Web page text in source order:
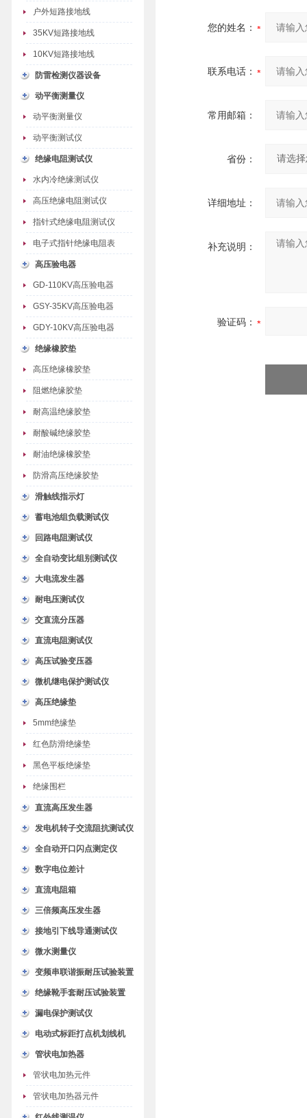
户外短路接地线
35KV短路接地线
10KV短路接地线
防雷检测仪器设备
动平衡测量仪
动平衡测量仪
动平衡测试仪
绝缘电阻测试仪
水内冷绝缘测试仪
高压绝缘电阻测试仪
指针式绝缘电阻测试仪
电子式指针绝缘电阻表
高压验电器
GD-110KV高压验电器
GSY-35KV高压验电器
GDY-10KV高压验电器
绝缘橡胶垫
高压绝缘橡胶垫
阻燃绝缘胶垫
耐高温绝缘胶垫
耐酸碱绝缘胶垫
耐油绝缘橡胶垫
防滑高压绝缘胶垫
滑触线指示灯
蓄电池组负载测试仪
回路电阻测试仪
全自动变比组别测试仪
大电流发生器
耐电压测试仪
交直流分压器
直流电阻测试仪
高压试验变压器
微机继电保护测试仪
高压绝缘垫
5mm绝缘垫
红色防滑绝缘垫
黑色平板绝缘垫
绝缘围栏
直流高压发生器
发电机转子交流阻抗测试仪
全自动开口闪点测定仪
数字电位差计
直流电阻箱
三倍频高压发生器
接地引下线导通测试仪
微水测量仪
变频串联谐振耐压试验装置
绝缘靴手套耐压试验装置
漏电保护测试仪
电动式标距打点机划线机
管状电加热器
管状电加热元件
管状电加热器元件
您的姓名：
联系电话：
常用邮箱：
省份：
详细地址：
补充说明：
验证码：